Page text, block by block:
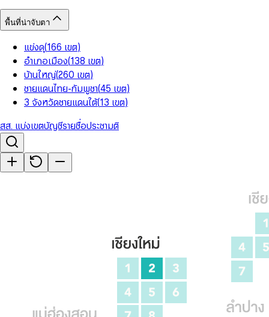
พื้นที่น่าจับตา
แข่งดุ(166 เขต)
อำเภอเมือง(138 เขต)
บ้านใหญ่(260 เขต)
ชายแดนไทย-กัมพูชา(45 เขต)
3 จังหวัดชายแดนใต้(13 เขต)
สส. แบ่งเขตบัญชีรายชื่อประชามติ